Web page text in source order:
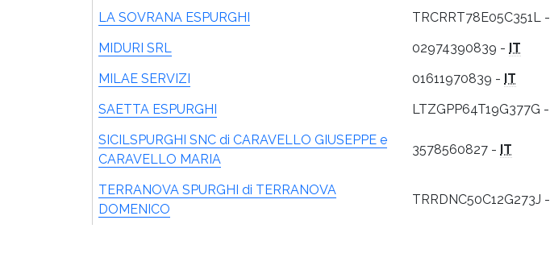
LA SOVRANA ESPURGHI
TRCRRT78E05C351L -
MIDURI SRL
02974390839 - IT
MILAE SERVIZI
01611970839 - IT
SAETTA ESPURGHI
LTZGPP64T19G377G -
SICILSPURGHI SNC di CARAVELLO GIUSEPPE e
CARAVELLO MARIA
3578560827 - IT
TERRANOVA SPURGHI di TERRANOVA
DOMENICO
TRRDNC50C12G273J -